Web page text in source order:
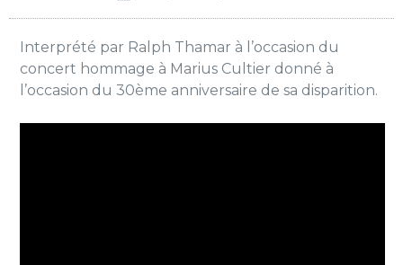
Interprété par Ralph Thamar à l’occasion du
concert hommage à Marius Cultier donné à
l’occasion du 30ème anniversaire de sa disparition.